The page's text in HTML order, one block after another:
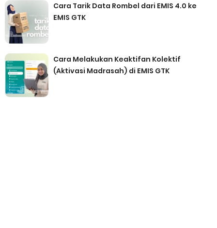
Cara Tarik Data Rombel dari EMIS 4.0 ke
EMIS GTK
Cara Melakukan Keaktifan Kolektif
(Aktivasi Madrasah) di EMIS GTK